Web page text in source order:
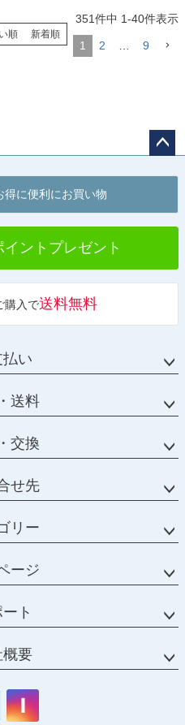
順 新着順
351件中 1-40件表示
1 2 … 9
へ
得に便利にお買い物
イントプレゼント
購入で送料無料
払い
送料
交換
せ先
リー
ージ
ト
概要